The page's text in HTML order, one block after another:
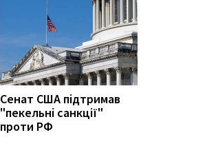
Сенат США підтримав
"пекельні санкції"
проти РФ